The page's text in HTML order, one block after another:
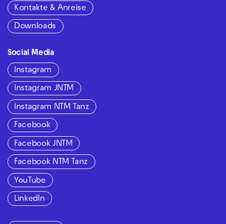
Kontakte & Anreise
Downloads
Social Media
Instagram
Instagram JNTM
Instagram NTM Tanz
Facebook
Facebook JNTM
Facebook NTM Tanz
YouTube
LinkedIn